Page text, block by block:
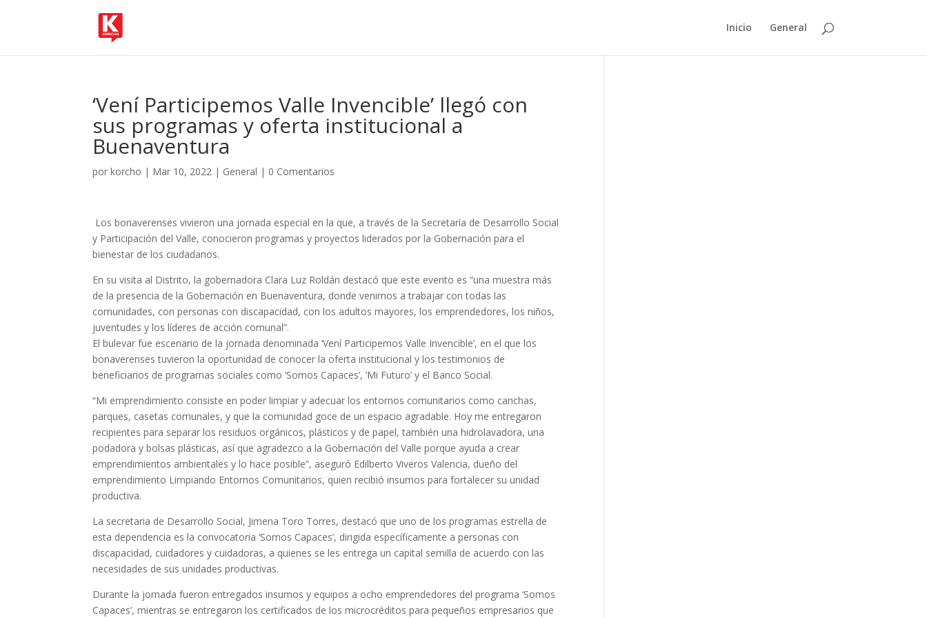
Inicio General
‘Vení Participemos Valle Invencible’ llegó con
sus programas y oferta institucional a
Buenaventura
porkorcho | Mar 10, 2022 | General | 0 Comentarios
Los bonaverenses vivieron una jornada especial en la que, a través de la Secretaría de Desarrollo Social
y Participación del Valle, conocieron programas y proyectos liderados por la Gobernación para el
bienestar de los ciudadanos.
En su visita al Distrito, la gobernadora Clara Luz Roldán destacó que este evento es “una muestra más
de la presencia de la Gobernación en Buenaventura, donde venimos a trabajar con todas las
comunidades, con personas con discapacidad, con los adultos mayores, los emprendedores, los niños,
juventudes y los líderes de acción comunal”.
El bulevar fue escenario de la jornada denominada ‘Vení Participemos Valle Invencible’, en el que los
bonaverenses tuvieron la oportunidad de conocer la oferta institucional y los testimonios de
beneficiarios de programas sociales como ‘Somos Capaces’, ‘Mi Futuro’ y el Banco Social.
“Mi emprendimiento consiste en poder limpiar y adecuar los entornos comunitarios como canchas,
parques, casetas comunales, y que la comunidad goce de un espacio agradable. Hoy me entregaron
recipientes para separar los residuos orgánicos, plásticos y de papel, también una hidrolavadora, una
podadora y bolsas plásticas, así que agradezco a la Gobernación del Valle porque ayuda a crear
emprendimientos ambientales y lo hace posible”, aseguró Edilberto Viveros Valencia, dueño del
emprendimiento Limpiando Entornos Comunitarios, quien recibió insumos para fortalecer su unidad
productiva.
La secretaria de Desarrollo Social, Jimena Toro Torres, destacó que uno de los programas estrella de
esta dependencia es la convocatoria ‘Somos Capaces’, dirigida específicamente a personas con
discapacidad, cuidadores y cuidadoras, a quienes se les entrega un capital semilla de acuerdo con las
necesidades de sus unidades productivas.
Durante la jornada fueron entregados insumos y equipos a ocho emprendedores del programa ‘Somos
Capaces’, mientras se entregaron los certificados de los microcréditos para pequeños empresarios que